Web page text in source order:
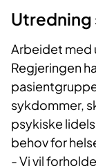
Arbeidet med
Regjeringen
sykdommer,
psykiske
behov for
- Vi vil